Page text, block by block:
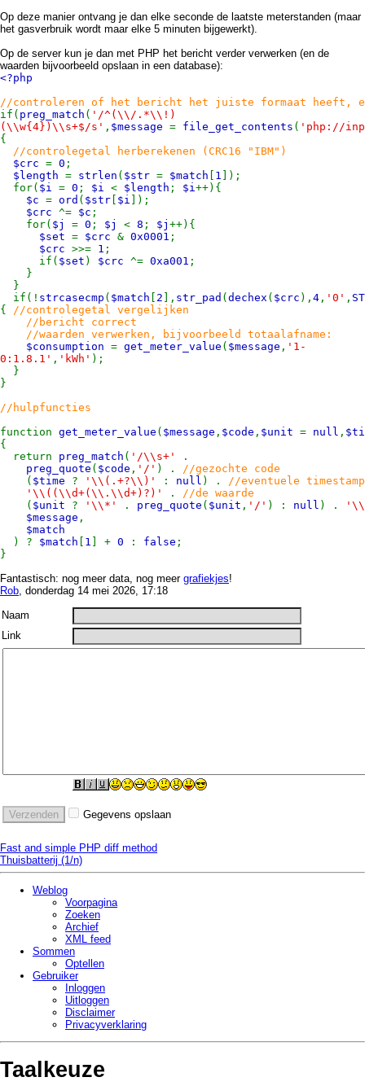
Op deze manier ontvang je dan elke seconde de laatste meterstanden (maar
het gasverbruik wordt maar elke 5 minuten bijgewerkt).
Op de server kun je dan met PHP het bericht verder verwerken (en de
waarden bijvoorbeeld opslaan in een database):
<?php
//controleren of het bericht het juiste formaat heeft,
if( preg_match ( '/^(\\/.*\\!)
(\\w{4})\\s+$/s' , $message = file_get_contents ( 'php://
{
//controlegetal herberekenen (CRC16 "IBM")
$crc = 0 ;
$length = strlen ( $str = $match 1 ]);
for( $i = 0 ; $i < $length ; $i++){
$c = ord ( $str $i ]);
$crc ^= $c ;
for( $j = 0 ; $j < 8 ; $j ++){
$set = $crc & 0x0001 ;
$crc >>= 1 ;
if( $set ) $crc ^= 0xa001 ;
}
}
if(! strcasecmp ( $match 2 ], str_pad ( dechex ( $crc ), 4 , '0' ,
{ //controlegetal vergelijken
//bericht correct
//waarden verwerken, bijvoorbeeld totaalafname:
$consumption = get_meter_value ( $message , '1-
0:1.8.1' , 'kWh' );
}
}
//hulpfuncties
function get_meter_value ( $message , $code , $unit = null ,
{
return preg_match ( '/\\s+'
.
preg_quote ( $code , '/' ) . //gezochte code
( $time ? '\\(.+?\\)' : null ) . //eventuele timestamp
'\\((\\d+(\\.\\d+)?)'
. //de waarde
( $unit ? '\\*' . preg_quote ( $unit , '/' ) : null ) .
$message ,
$match
) ? $match 1 ] + 0 : false ;
}
Fantastisch: nog meer data, nog meer grafiekjes!
Rob, donderdag 14 mei 2026, 17:18
Naam
Link
Gegevens opslaan
Fast and simple PHP diff method
Thuisbatterij (1/n)
Weblog
Voorpagina
Zoeken
Archief
XML feed
Sommen
Optellen
Gebruiker
Inloggen
Uitloggen
Disclaimer
Privacy­verklaring
Taalkeuze